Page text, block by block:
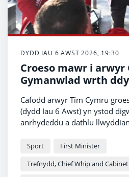
DYDD IAU 6 AWST 2026, 19:30
Croeso mawr i arwyr
Gymanwlad wrth
Cafodd arwyr Tîm Cymru
(dydd Iau 6 Awst) yn ystod
anrhydeddu a dathlu
Sport
First Minister